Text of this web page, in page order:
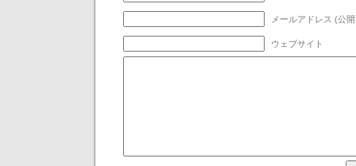
メールアドレス (公
ウェブサイト